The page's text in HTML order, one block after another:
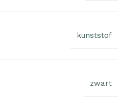
kunststof
zwart